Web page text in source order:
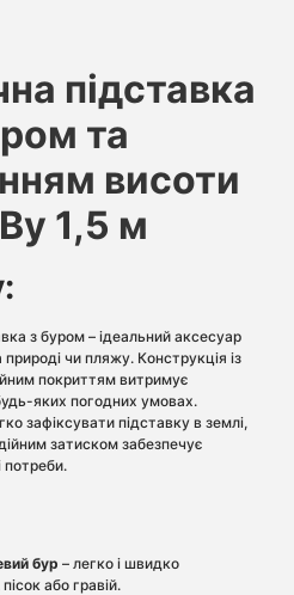
підставка
та
висоти
1,5 м
з буром – ідеальний аксесуар
чи пляжу. Конструкція із
покриттям витримує
яких погодних умовах.
зафіксувати підставку в землі,
затиском забезпечує
потреби.
бур – легко і швидко
або гравій.